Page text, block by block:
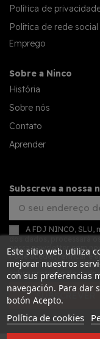
Política de
Política de rede social
Emprego
Sobre a Ninco
História
Sobre nós
Contato
Aprender
Subscreva a nossa
A FDJ NINCO,
nossa newsletter com
Pode aceder, retificar e
outros direitos,
sobre proteção de
SUBSCREVER
Este sitio web utiliza
mejorar nuestros
con sus preferencias
navegación. Para dar
botón Acepto.
Política de cookies